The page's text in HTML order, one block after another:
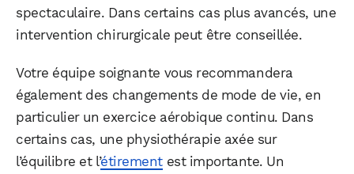
spectaculaire. Dans certains cas plus avancés, une
intervention chirurgicale peut être conseillée.
Votre équipe soignante vous recommandera
également des changements de mode de vie, en
particulier un exercice aérobique continu. Dans
certains cas, une physiothérapie axée sur
l’équilibre et l’étirementest importante. Un